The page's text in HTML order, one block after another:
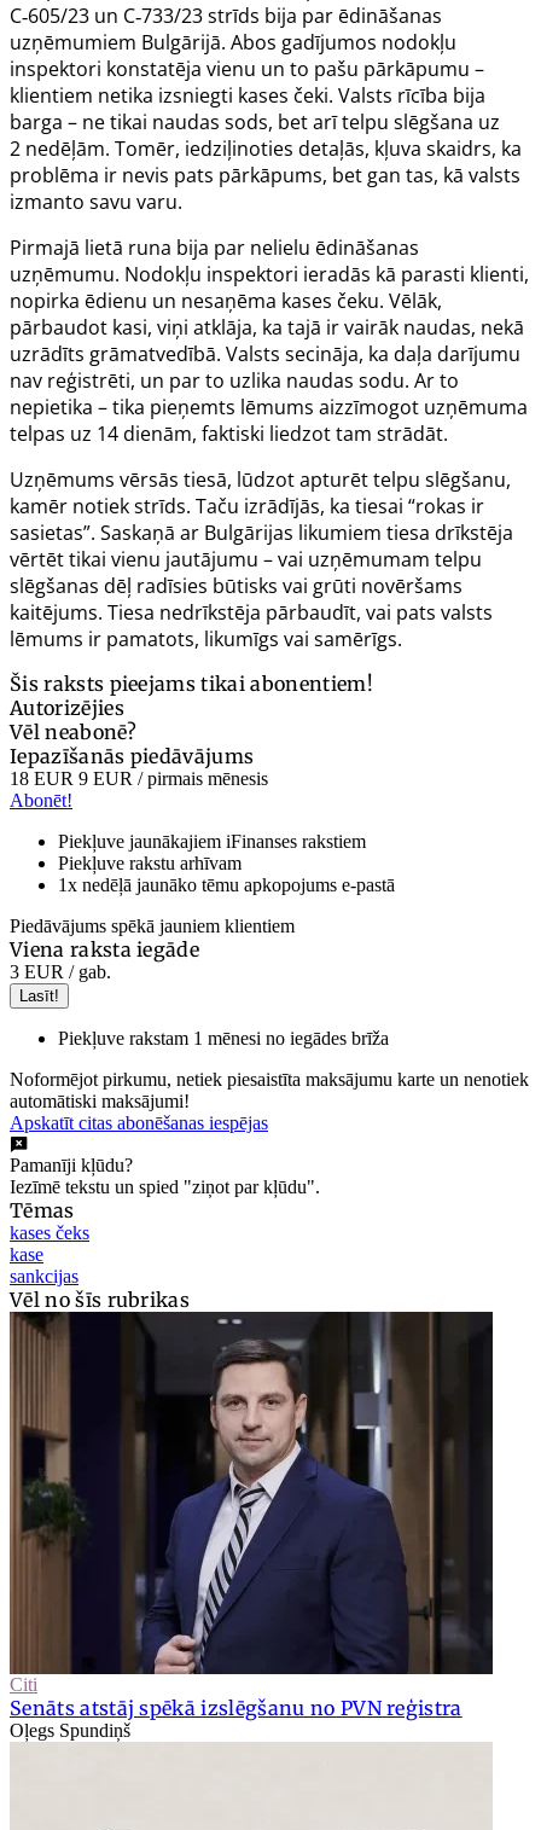
C‑605/23 un C‑733/23 strīds bija par ēdināšanas
uzņēmumiem Bulgārijā. Abos gadījumos nodokļu
inspektori konstatēja vienu un to pašu pārkāpumu –
klientiem netika izsniegti kases čeki. Valsts rīcība bija
barga – ne tikai naudas sods, bet arī telpu slēgšana uz
2 nedēļām. Tomēr, iedziļinoties detaļās, kļuva skaidrs, ka
problēma ir nevis pats pārkāpums, bet gan tas, kā valsts
izmanto savu varu.
Pirmajā lietā runa bija par nelielu ēdināšanas
uzņēmumu. Nodokļu inspektori ieradās kā parasti klienti,
nopirka ēdienu un nesaņēma kases čeku. Vēlāk,
pārbaudot kasi, viņi atklāja, ka tajā ir vairāk naudas, nekā
uzrādīts grāmatvedībā. Valsts secināja, ka daļa darījumu
nav reģistrēti, un par to uzlika naudas sodu. Ar to
nepietika – tika pieņemts lēmums aizzīmogot uzņēmuma
telpas uz 14 dienām, faktiski liedzot tam strādāt.
Uzņēmums vērsās tiesā, lūdzot apturēt telpu slēgšanu,
kamēr notiek strīds. Taču izrādījās, ka tiesai “rokas ir
sasietas”. Saskaņā ar Bulgārijas likumiem tiesa drīkstēja
vērtēt tikai vienu jautājumu – vai uzņēmumam telpu
slēgšanas dēļ radīsies būtisks vai grūti novēršams
kaitējums. Tiesa nedrīkstēja pārbaudīt, vai pats valsts
lēmums ir pamatots, likumīgs vai samērīgs.
Šis raksts pieejams tikai abonentiem!
Autorizējies
Vēl neabonē?
Iepazīšanās piedāvājums
18 EUR 9 EUR / pirmais mēnesis
Abonēt!
Piekļuve jaunākajiem iFinanses rakstiem
Piekļuve rakstu arhīvam
1x nedēļā jaunāko tēmu apkopojums e-pastā
Piedāvājums spēkā jauniem klientiem
Viena raksta iegāde
3 EUR / gab.
Lasīt!
Piekļuve rakstam 1 mēnesi no iegādes brīža
Noformējot pirkumu, netiek piesaistīta maksājumu karte un nenotiek
automātiski maksājumi!
Apskatīt citas abonēšanas iespējas
Pamanīji kļūdu?
Iezīmē tekstu un spied "ziņot par kļūdu".
Tēmas
kases čeks
kase
sankcijas
Vēl no šīs rubrikas
Citi
Senāts atstāj spēkā izslēgšanu no PVN reģistra
Oļegs Spundiņš